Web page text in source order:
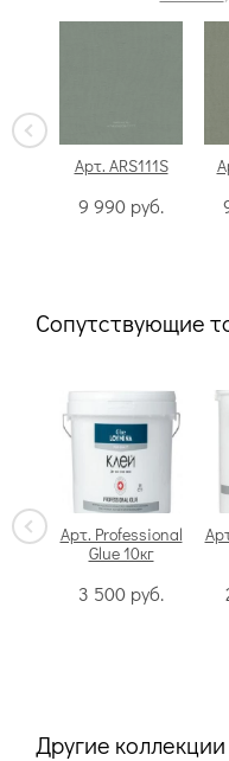
Арт. ARS111S
9 990 руб.
Сопутствующие
Арт. Professional
Glue 10кг
3 500 руб.
Другие